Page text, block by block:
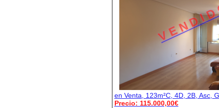
V E N D I
en Venta, 123m²C, 4D, 2B, Asc,
Precio: 115.000,00€